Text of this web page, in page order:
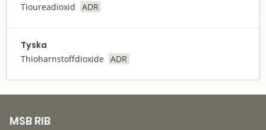
Tioureadioxid ADR
Tyska
Thioharnstoffdioxide ADR
MSB RIB